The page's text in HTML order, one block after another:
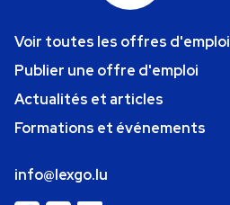
Voir toutes les offres d'emploi
Publier une offre d'emploi
Actualités et articles
Formations et événements
info@lexgo.lu